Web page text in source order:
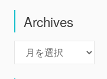
Archives